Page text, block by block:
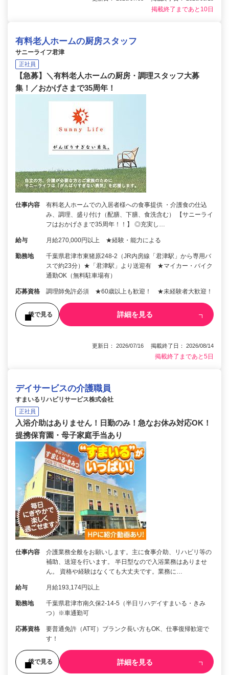
掲載終了まであと10日
有料老人ホームの厨房スタッフ
サニーライフ君津
正社員
【急募】＼有料老人ホームの厨房・調理スタッフ大募
集！／おかげさまで35周年！
仕事内容
有料老人ホームでの入居者様への食事提供 ・介護食の仕込
み、調理、盛り付け（配膳、下膳、食洗含む） 【サニーライ
フはおかげさまで35周年！！】 ◎充実し…
給与 月給270,000円以上 ★経験・能力による
勤務地
千葉県君津市東猪原248-2（JR内房線「君津駅」から専用バ
スで約23分）★「君津駅」より送迎有 ★マイカー・バイク
通勤OK（無料駐車場有）
応募資格 調理師免許必須 ★60歳以上も歓迎！ ★未経験者大歓迎！
後で見る 詳細を見る
更新日： 2026/07/16 掲載終了日： 2026/08/14
掲載終了まであと5日
デイサービスの介護職員
すまいるリハビリサービス株式会社
正社員
入浴介助はありません！日勤のみ！急なお休み対応OK！
提携保育園・母子家庭手当あり
仕事内容
介護業務全般をお願いします。主に食事介助、リハビリ等の
補助、送迎を行います。 半日型なので入浴業務はありませ
ん。 資格や経験はなくても大丈夫です。業務に…
給与 月給193,174円以上
勤務地
千葉県君津市南久保2-14-5（半日リハデイすまいる・きみ
つ）※車通勤可
応募資格
要普通免許（AT可）ブランク長い方もOK、仕事復帰歓迎で
す！
後で見る 詳細を見る